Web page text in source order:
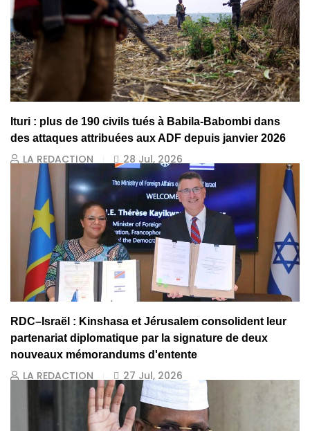
Ituri : plus de 190 civils tués à Babila-Babombi dans
des attaques attribuées aux ADF depuis janvier 2026
LA REDACTION 28 Jul, 2026
RDC–Israël : Kinshasa et Jérusalem consolident leur
partenariat diplomatique par la signature de deux
nouveaux mémorandums d'entente
LA REDACTION 27 Jul, 2026